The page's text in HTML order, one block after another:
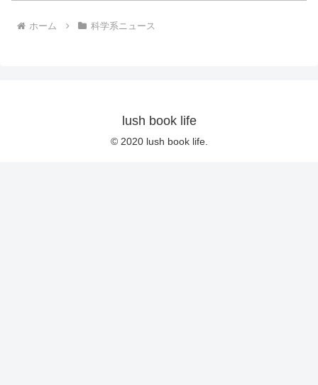
ホーム 科学系ニュース
lush book life
© 2020 lush book life.